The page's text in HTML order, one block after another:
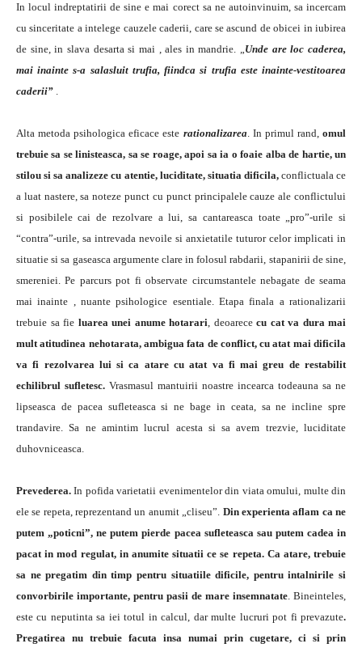
In locul indreptatirii de sine e mai corect sa ne autoinvinuim, sa incercam
cu sinceritate a intelege cauzele caderii, care se ascund de obicei in iubirea
de sine, in slava desarta si mai , ales in mandrie. „Unde are loc caderea,
mai inainte s-a salasluit trufia, fiindca si trufia este inainte-vestitoarea
caderii” .
Alta metoda psihologica eficace este rationalizarea. In primul rand,omul
trebuie sa se linisteasca, sa se roage, apoi sa ia o foaie alba de hartie, un
stilou si sa analizeze cu atentie, luciditate, situatia dificila,conflictuala ce
a luat nastere, sa noteze punct cu punct principalele cauze ale conflictului
si posibilele cai de rezolvare a lui, sa cantareasca toate „pro”-urile si
“contra”-urile, sa intrevada nevoile si anxietatile tuturor celor implicati in
situatie si sa gaseasca argumente clare in folosul rabdarii, stapanirii de sine,
smereniei. Pe parcurs pot fi observate circumstantele nebagate de seama
mai inainte , nuante psihologice esentiale. Etapa finala a rationalizarii
trebuie sa fie luarea unei anume hotarari, deoarece cu cat va dura mai
mult atitudinea nehotarata, ambigua fata de conflict, cu atat mai dificila
va fi rezolvarea lui si ca atare cu atat va fi mai greu de restabilit
echilibrul sufletesc. Vrasmasul mantuirii noastre incearca todeauna sa ne
lipseasca de pacea sufleteasca si ne bage in ceata, sa ne incline spre
trandavire. Sa ne amintim lucrul acesta si sa avem trezvie, luciditate
duhovniceasca.
Prevederea.In pofida varietatii evenimentelor din viata omului, multe din
ele se repeta, reprezentand un anumit „cliseu”. Din experienta aflam ca ne
putem „poticni”, ne putem pierde pacea sufleteasca sau putem cadea in
pacat in mod regulat, in anumite situatii ce se repeta. Ca atare, trebuie
sa ne pregatim din timp pentru situatiile dificile, pentru intalnirile si
convorbirile importante, pentru pasii de mare insemnatate. Bineinteles,
este cu neputinta sa iei totul in calcul, dar multe lucruri pot fi prevazute.
Pregatirea nu trebuie facuta insa numai prin cugetare, ci si prin